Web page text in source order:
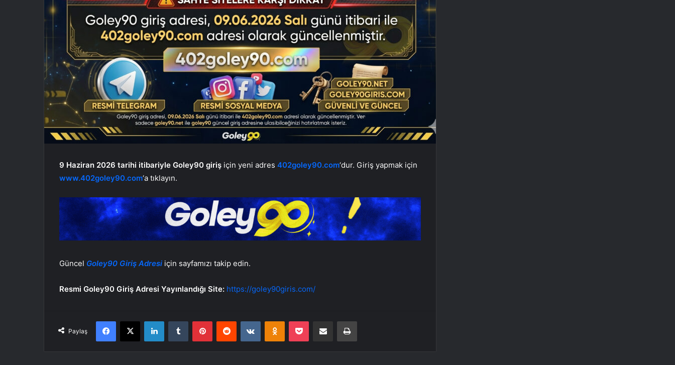
9 Haziran 2026 tarihi itibariyle Goley90 giriş için yeni adres 402goley90.com‘dur. Giriş yapmak için
www.402goley90.com‘a tıklayın.
Güncel Goley90 Giriş Adresi için sayfamızı takip edin.
Resmi Goley90 Giriş Adresi Yayınlandığı Site: https://goley90giris.com/
Paylaş
Facebook
X LinkedInTumblr PinterestReddit VKontakteOdnoklassniki
Pocket E-Posta ile paylaş Yazdır